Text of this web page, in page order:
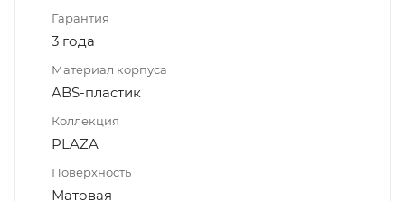
Гарантия
3 года
Материал корпуса
ABS-пластик
Коллекция
PLAZA
Поверхность
Матовая